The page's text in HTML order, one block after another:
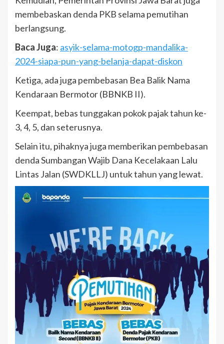
membebaskan denda PKB selama pemutihan
berlangsung.
Baca Juga: asyik-selama-motogp-mandalika-
2024-siapa-pun-yang-belanja-dapat-diskon
Ketiga, ada juga pembebasan Bea Balik Nama
Kendaraan Bermotor (BBNKB II).
Keempat, bebas tunggakan pokok pajak tahun ke-
3, 4, 5, dan seterusnya.
Selain itu, pihaknya juga memberikan pembebasan
denda Sumbangan Wajib Dana Kecelakaan Lalu
Lintas Jalan (SWDKLLJ) untuk tahun yang lewat.